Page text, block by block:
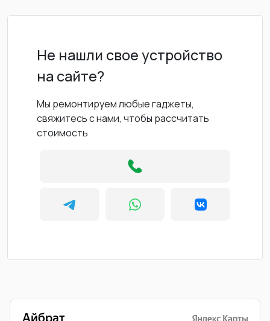
Не нашли свое устройство
на сайте?
Мы ремонтируем любые гаджеты,
свяжитесь с нами, чтобы рассчитать
стоимость